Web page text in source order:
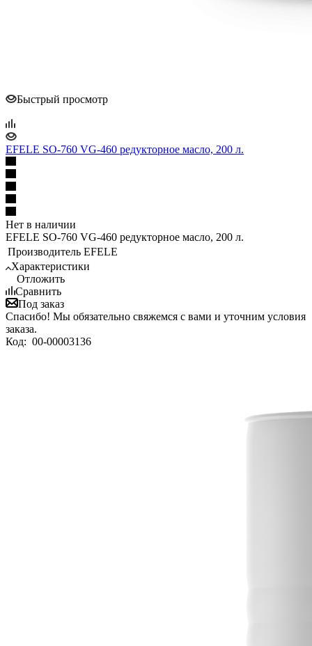
Быстрый просмотр
EFELE SO-760 VG-460 редукторное масло, 200 л.
Нет в наличии
EFELE SO-760 VG-460 редукторное масло, 200 л.
Производитель EFELE
Характеристики
Отложить
Сравнить
Под заказ
Спасибо! Мы обязательно свяжемся с вами и уточним условия
заказа.
Код: 00-00003136